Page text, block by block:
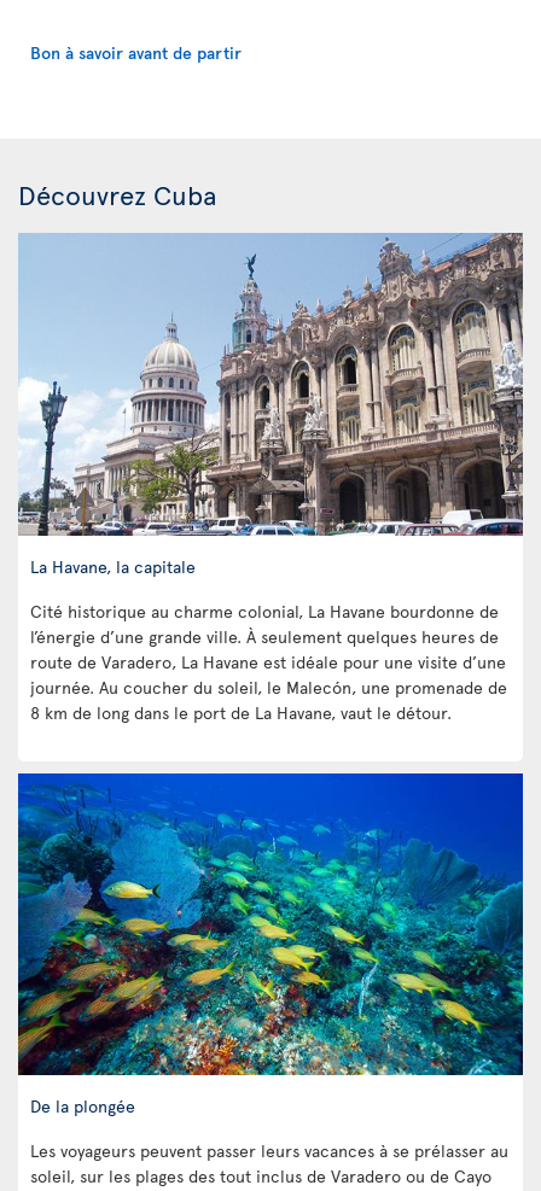
Bon à savoir avant de partir
Découvrez Cuba
La Havane, la capitale
Cité historique au charme colonial, La Havane bourdonne de
l’énergie d’une grande ville. À seulement quelques heures de
route de Varadero, La Havane est idéale pour une visite d’une
journée. Au coucher du soleil, le Malecón, une promenade de
8 km de long dans le port de La Havane, vaut le détour.
De la plongée
Les voyageurs peuvent passer leurs vacances à se prélasser au
soleil, sur les plages des tout inclus de Varadero ou de Cayo